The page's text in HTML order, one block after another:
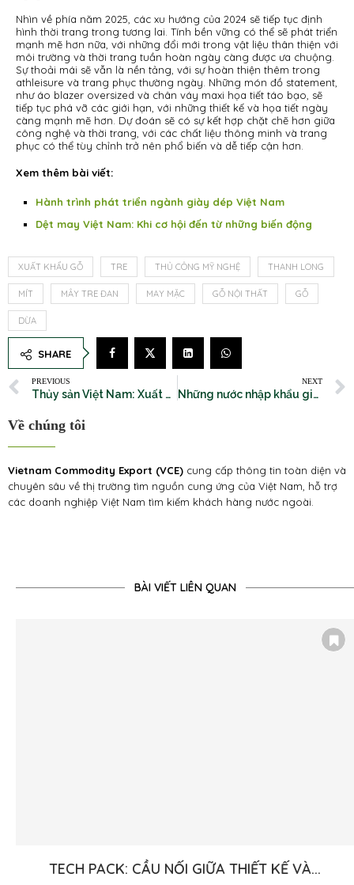
Nhìn về phía năm 2025, các xu hướng của 2024 sẽ tiếp tục định
hình thời trang trong tương lai. Tính bền vững có thể sẽ phát triển
mạnh mẽ hơn nữa, với những đổi mới trong vật liệu thân thiện với
môi trường và thời trang tuần hoàn ngày càng được ưa chuộng.
Sự thoải mái sẽ vẫn là nền tảng, với sự hoàn thiện thêm trong
athleisure và trang phục thường ngày. Những món đồ statement,
như áo blazer oversized và chân váy maxi họa tiết táo bạo, sẽ
tiếp tục phá vỡ các giới hạn, với những thiết kế và họa tiết ngày
càng mạnh mẽ hơn. Dự đoán sẽ có sự kết hợp chặt chẽ hơn giữa
công nghệ và thời trang, với các chất liệu thông minh và trang
phục có thể tùy chỉnh trở nên phổ biến và dễ tiếp cận hơn.
Xem thêm bài viết:
Hành trình phát triển ngành giày dép Việt Nam
Dệt may Việt Nam: Khi cơ hội đến từ những biến động
XUẤT KHẨU GỖ TRE THỦ CÔNG MỸ NGHỆ THANH LONG
MÍT MÂY TRE ĐAN MAY MẶC GỖ NỘI THẤT GỖ
DỪA
SHARE
PREVIOUS
Thủy sản Việt Nam: Xuất khẩu tỷ đô, làm nên thương hiệu quốc gia
NEXT
Những nước nhập khẩu giày dép Việt Nam nhiều nhất
Về chúng tôi
Vietnam Commodity Export (VCE) cung cấp thông tin toàn diện và
chuyên sâu về thị trường tìm nguồn cung ứng của Việt Nam, hỗ trợ
các doanh nghiệp Việt Nam tìm kiếm khách hàng nước ngoài.
BÀI VIẾT LIÊN QUAN
TECH PACK: CẦU NỐI GIỮA THIẾT KẾ VÀ...